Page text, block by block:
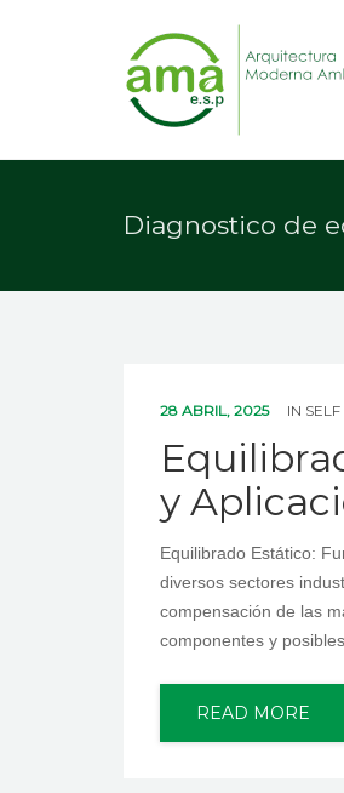
Diagnostico de
28 ABRIL, 2025 IN
y
Equilibrado Estático:
diversos sectores
compensación de las
componentes y
READ MORE